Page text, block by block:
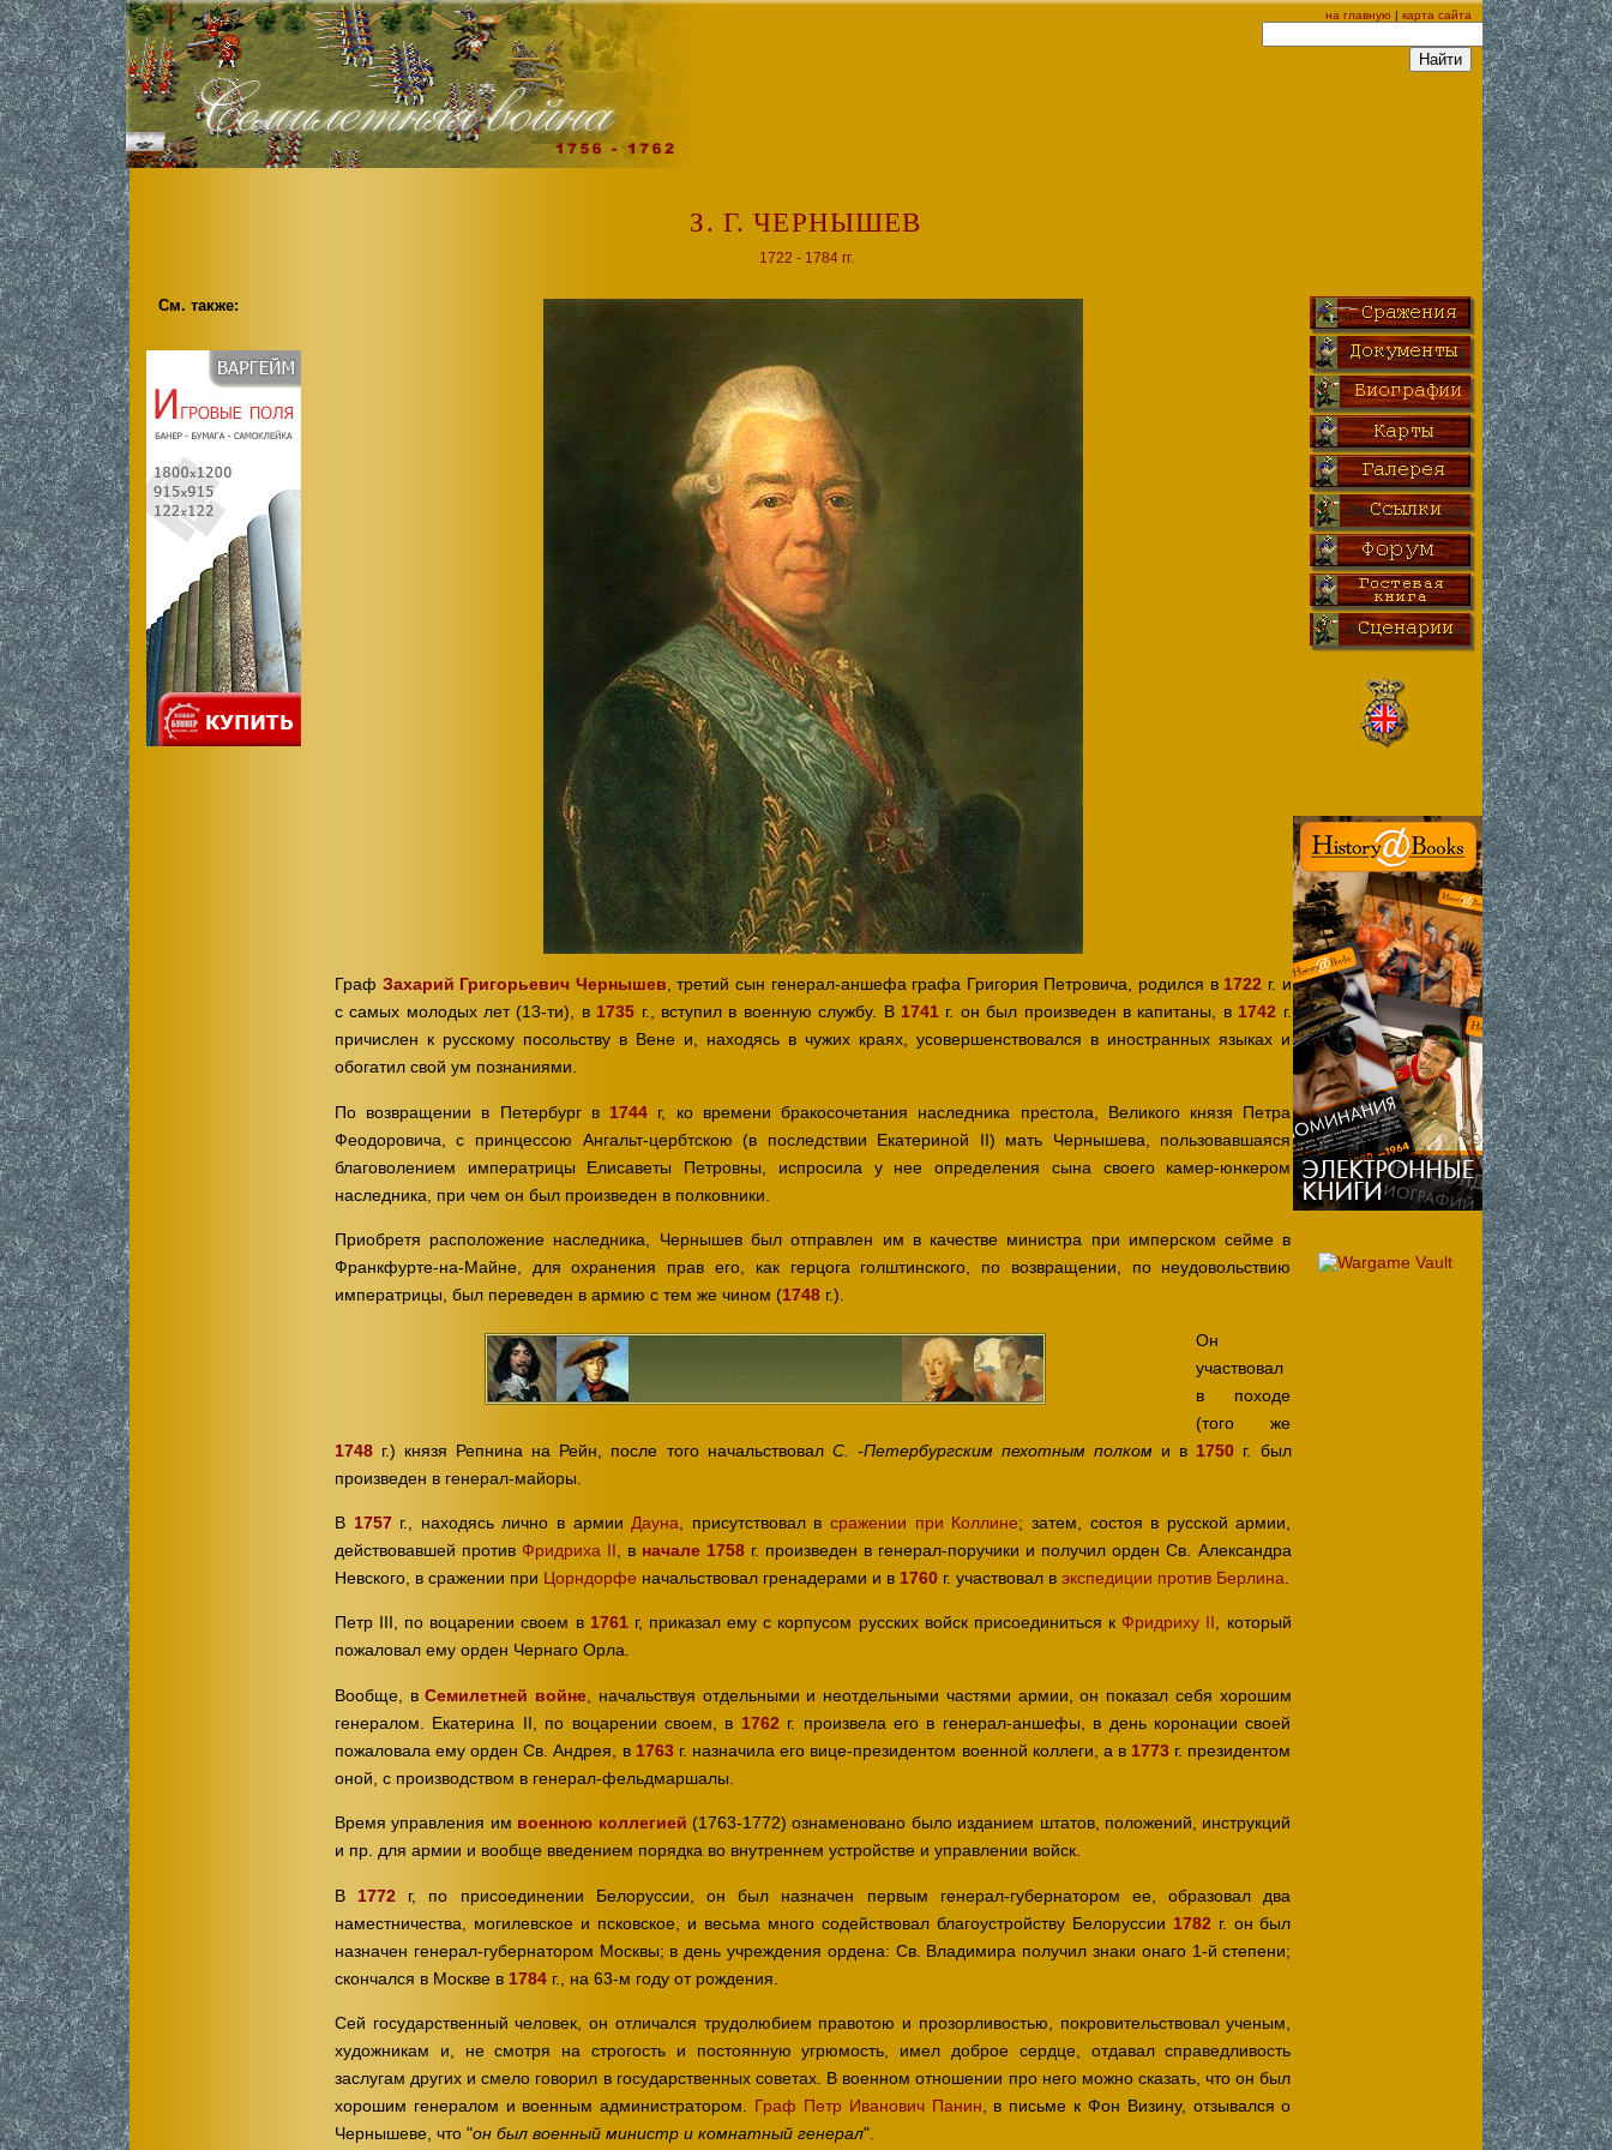
на главную |карта сайта
З. Г. ЧЕРНЫШЕВ
1722 - 1784 гг.
См. также:
Граф Захарий Григорьевич Чернышев, третий сын генерал-аншефа графа Григория Петровича, родился в 1722 г. и
с самых молодых лет (13-ти), в 1735 г., вступил в военную службу. В 1741г. он был произведен в капитаны, в 1742 г.
причислен к русскому посольству в Вене и, находясь в чужих краях, усовершенствовался в иностранных языках и
обогатил свой ум познаниями.
По возвращении в Петербург в 1744 г, ко времени бракосочетания наследника престола, Великого князя Петра
Феодоровича, с принцессою Ангальт-цербтскою (в последствии Екатериной II) мать Чернышева, пользовавшаяся
благоволением императрицы Елисаветы Петровны, испросила у нее определения сына своего камер-юнкером
наследника, при чем он был произведен в полковники.
Приобретя расположение наследника, Чернышев был отправлен им в качестве министра при имперском сейме в
Франкфурте-на-Майне, для охранения прав его, как герцога голштинского, по возвращении, по неудовольствию
императрицы, был переведен в армию с тем же чином (1748г.).
Он
участвовал
в походе
(того же
1748г.) князя Репнина на Рейн, после того начальствовал С. -Петербургским пехотным полком и в 1750 г. был
произведен в генерал-майоры.
В 1757г., находясь лично в армии Дауна , присутствовал всражении при Коллине; затем, состоя в русской армии,
действовавшей против Фридриха II , в начале 1758 г. произведен в генерал-поручики и получил орден Св. Александра
Невского, в сражении при Цорндорфе начальствовал гренадерами и в 1760г. участвовал в экспедиции против Берлина
Петр III, по воцарении своем в 1761г, приказал ему с корпусом русских войск присоединиться кФридриху II, который
пожаловал ему орден Чернаго Орла.
Вообще, вСемилетней войне , начальствуя отдельными и неотдельными частями армии, он показал себя хорошим
генералом. Екатерина II, по воцарении своем, в 1762 г. произвела его в генерал-аншефы, в день коронации своей
пожаловала ему орден Св. Андрея, в 1763г. назначила его вице-президентом военной коллеги, а в 1773 г. президентом
оной, с производством в генерал-фельдмаршалы.
Время управления им военною коллегией (1763-1772) ознаменовано было изданием штатов, положений, инструкций
и пр. для армии и вообще введением порядка во внутреннем устройстве и управлении войск.
В 1772 г, по присоединении Белоруссии, он был назначен первым генерал-губернатором ее, образовал два
наместничества, могилевское и псковское, и весьма много содействовал благоустройству Белоруссии 1782 г. он был
назначен генерал-губернатором Москвы; в день учреждения ордена: Св. Владимира получил знаки онаго 1-й степени;
скончался в Москве в 1784г., на 63-м году от рождения.
Сей государственный человек, он отличался трудолюбием правотою и прозорливостью, покровительствовал ученым,
художникам и, не смотря на строгость и постоянную угрюмость, имел доброе сердце, отдавал справедливость
заслугам других и смело говорил в государственных советах. В военном отношении про него можно сказать, что он был
хорошим генералом и военным администратором. Граф Петр Иванович Панин , в письме к Фон Визину, отзывался о
Чернышеве, что "он был военный министр и комнатный генерал".